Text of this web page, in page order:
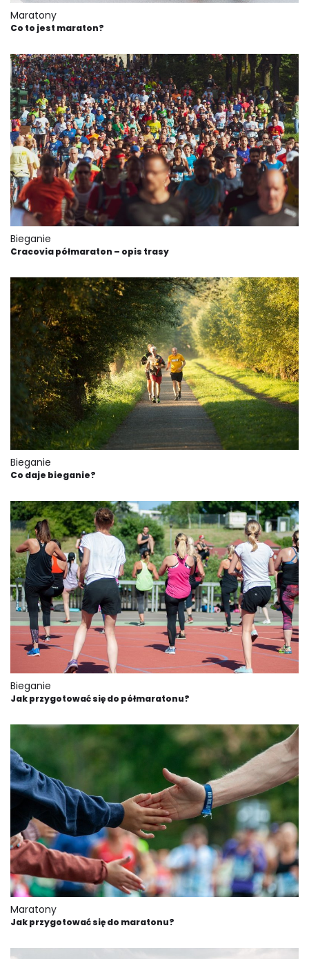
Maratony
Co to jest maraton?
Bieganie
Cracovia półmaraton – opis trasy
Bieganie
Co daje bieganie?
Bieganie
Jak przygotować się do półmaratonu?
Maratony
Jak przygotować się do maratonu?